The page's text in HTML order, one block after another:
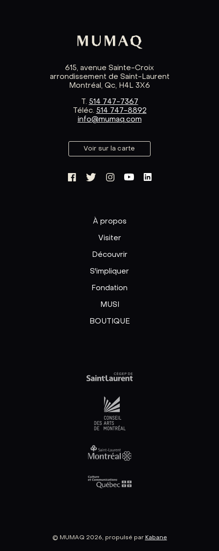
615, avenue Sainte-Croix
arrondissement de Saint-Laurent
Montréal, Qc, H4L 3X6
T. 514 747-7367
Téléc. 514 747-8892
info@mumaq.com
Voir sur la carte
À propos
Visiter
Découvrir
S'impliquer
Fondation
MUSI
BOUTIQUE
© MUMAQ 2026, propulsé par Kabane